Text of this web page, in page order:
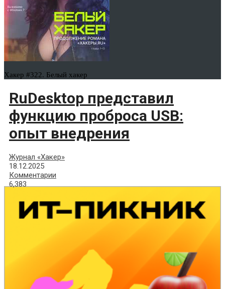
Хакер #322. Белый хакер
RuDesktop представил
функцию проброса USB:
опыт внедрения
Журнал «Хакер»
18.12.2025
Комментарии
6,383